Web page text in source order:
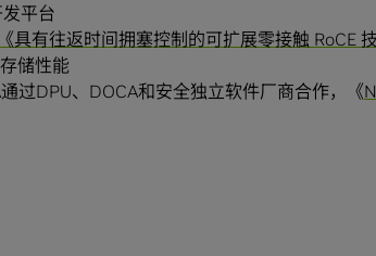
平台
《具有往返时间拥塞控制的可扩展零接触 RoCE 技
储性能
过DPU、DOCA和安全独立软件厂商合作，《